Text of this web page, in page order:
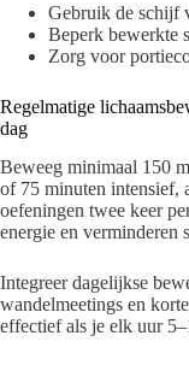
Gebruik de schijf
Beperk bewerkte
Zorg voor
Regelmatige
dag
Beweeg minimaal 150
of 75 minuten intensief,
oefeningen twee keer
energie en verminderen
Integreer dagelijkse
wandelmeetings en
effectief als je elk uur